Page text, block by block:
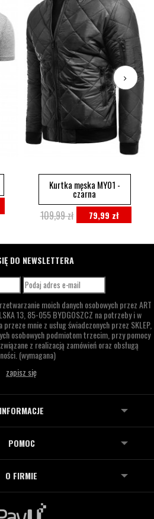
Kurtka męska MY01 -
czarna
79,99 zł
109,99 zł
DO NEWSLETTERA
moich danych osobowych przezART
13,85-055 BYDGOSZCZ na potrzeby i w
mnie z usług świadczonych przez SKLEP,
osobowych podmiotom trzecim, przy pomocy
z realizacją zamówień oraz obsługą
(wymagana)
INFORMACJE
POMOC
O FIRMIE